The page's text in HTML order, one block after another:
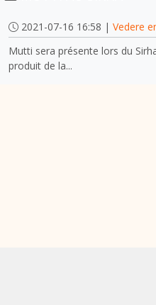
2021-07-16 16:58 | Vedere
Mutti sera présente lors du
produit de la...